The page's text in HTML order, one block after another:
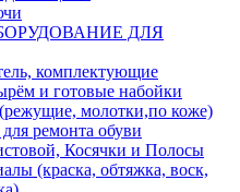
ДЛЯ
комплектующие
и готовые набойки
молотки,по коже)
ремонта обуви
Косячки и Полосы
(краска, обтяжка, воск,